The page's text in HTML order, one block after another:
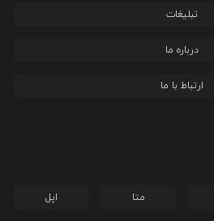
تبلیغات
درباره ما
ارتباط با ما
متا اپل